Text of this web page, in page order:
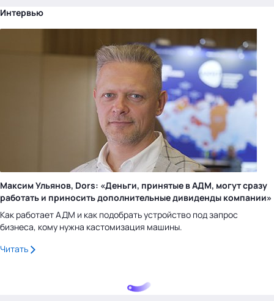
Интервью
Максим Ульянов, Dors: «Деньги, принятые в АДМ, могут сразу
работать и приносить дополнительные дивиденды компании»
Как работает АДМ и как подобрать устройство под запрос
бизнеса, кому нужна кастомизация машины.
Читать